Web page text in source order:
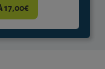
17,00€